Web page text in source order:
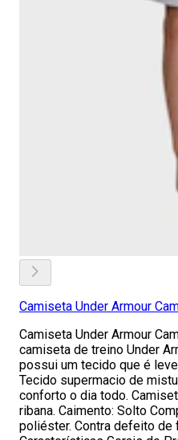
Camiseta Under Armour
Camiseta Under Armour
camiseta de treino Under
possui um tecido que é
Tecido supermacio de
conforto o dia todo.
ribana. Caimento: Solto
poliéster. Contra defeito de